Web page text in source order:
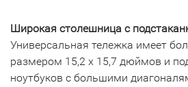
Широкая столешница с
Универсальная тележка имеет
размером 15,2 x 15,7 дюймов и
ноутбуков с большими